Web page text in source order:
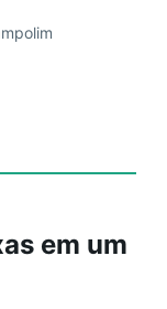
em um